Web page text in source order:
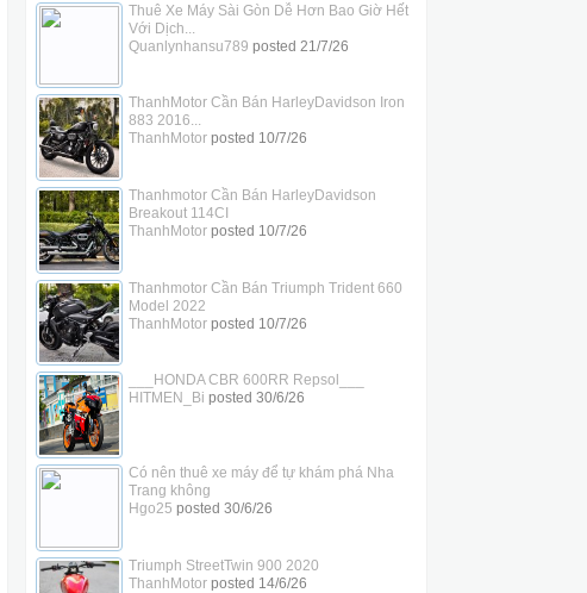
Thuê Xe Máy Sài Gòn Dễ Hơn Bao Giờ Hết
Với Dịch...
Quanlynhansu789 posted 21/7/26
ThanhMotor Cần Bán HarleyDavidson Iron
883 2016...
ThanhMotorposted 10/7/26
Thanhmotor Cần Bán HarleyDavidson
Breakout 114CI
ThanhMotorposted 10/7/26
Thanhmotor Cần Bán Triumph Trident 660
Model 2022
ThanhMotorposted 10/7/26
___HONDA CBR 600RR Repsol___
HITMEN_Bi posted 30/6/26
Có nên thuê xe máy để tự khám phá Nha
Trang không
Hgo25 posted 30/6/26
Triumph StreetTwin 900 2020
ThanhMotorposted 14/6/26